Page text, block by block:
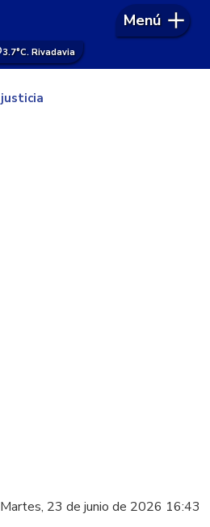
3.7°C. Rivadavia
Menú
justicia
Martes, 23 de junio de 2026 16:43